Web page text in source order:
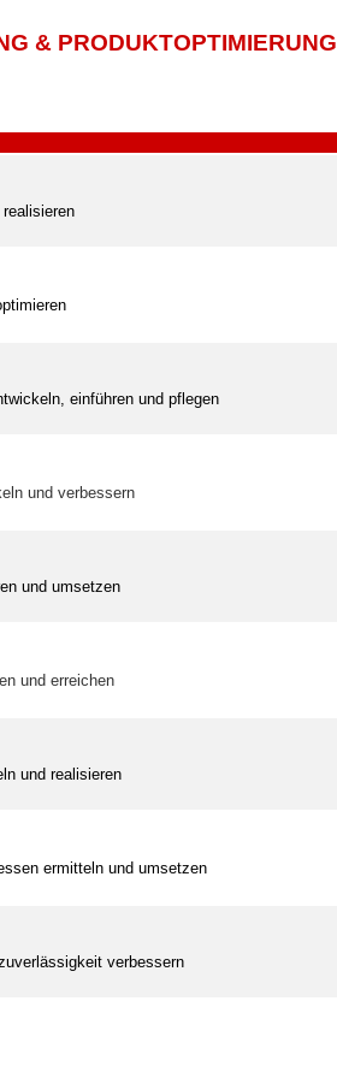
& PRODUKTOPTIMIERUNG
einführen und pflegen
und verbessern
und umsetzen
und erreichen
und realisieren
ermitteln und umsetzen
verbessern